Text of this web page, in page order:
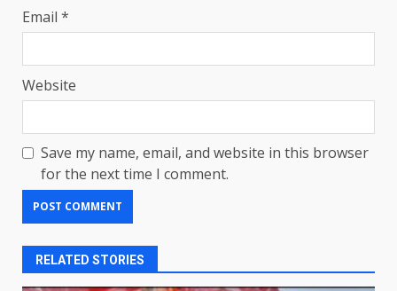
Email *
Website
Save my name, email, and website in this browser
for the next time I comment.
RELATED STORIES